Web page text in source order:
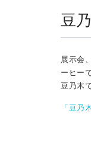
豆
展示会
ーヒー
豆乃木
「豆乃